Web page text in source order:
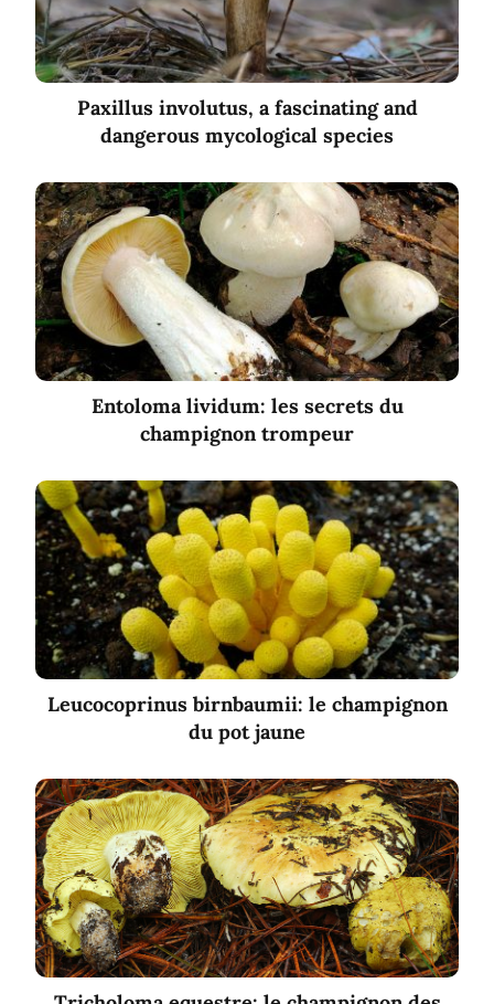
Paxillus involutus, a fascinating and
dangerous mycological species
Entoloma lividum: les secrets du
champignon trompeur
Leucocoprinus birnbaumii: le champignon
du pot jaune